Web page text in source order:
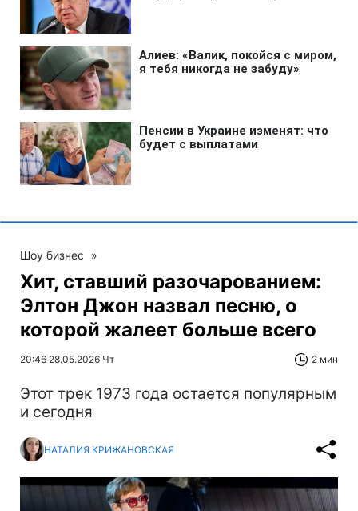
Шоу бизнес »
Хит, ставший разочарованием:
Элтон Джон назвал песню, о
которой жалеет больше всего
20:46 28.05.2026 Чт 2 мин
Этот трек 1973 года остается популярным
и сегодня
НАТАЛИЯ КРИЖАНОВСКАЯ